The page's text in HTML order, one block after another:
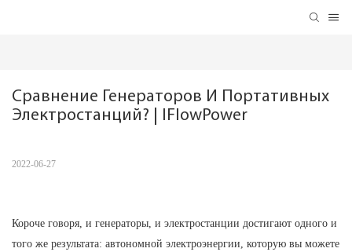
Сравнение Генераторов И Портативных
Электростанций? | IFlowPower
2022-06-27
Короче говоря, и генераторы, и электростанции достигают одного и
того же результата: автономной электроэнергии, которую вы можете